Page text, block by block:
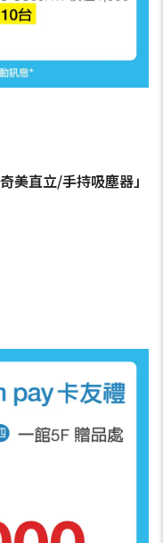
美直立/手持吸塵器」